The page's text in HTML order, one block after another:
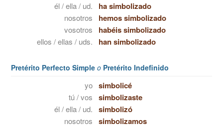
él / ella / ud. ha simbolizado
nosotros hemos simbolizado
vosotros habéis simbolizado
ellos / ellas / uds. han simbolizado
Pretérito Perfecto Simple o Pretérito Indefinido
yo simbolicé
tú / vos simbolizaste
él / ella / ud. simbolizó
nosotros simbolizamos